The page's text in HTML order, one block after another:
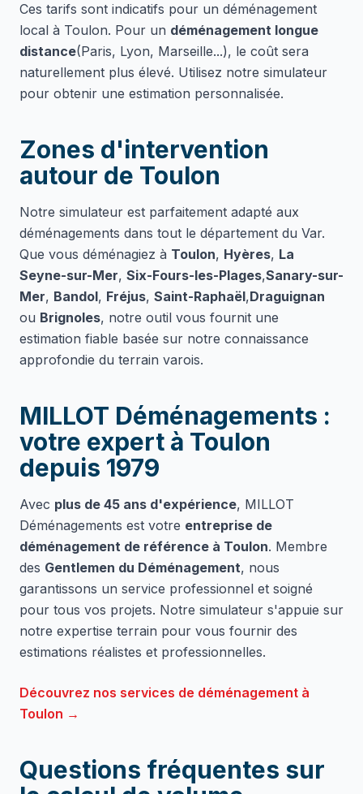
Ces tarifs sont indicatifs pour un déménagement
local à Toulon. Pour un déménagement longue
distance(Paris, Lyon, Marseille...), le coût sera
naturellement plus élevé. Utilisez notre simulateur
pour obtenir une estimation personnalisée.
Zones d'intervention
autour de Toulon
Notre simulateur est parfaitement adapté aux
déménagements dans tout le département du Var.
Que vous déménagiez à Toulon, Hyères, La
Seyne-sur-Mer, Six-Fours-les-Plages,Sanary-sur-
Mer, Bandol, Fréjus, Saint-Raphaël,Draguignan
ou Brignoles, notre outil vous fournit une
estimation fiable basée sur notre connaissance
approfondie du terrain varois.
MILLOT Déménagements :
votre expert à Toulon
depuis 1979
Avec plus de 45 ans d'expérience, MILLOT
Déménagements est votre entreprise de
déménagement de référence à Toulon. Membre
des Gentlemen du Déménagement, nous
garantissons un service professionnel et soigné
pour tous vos projets. Notre simulateur s'appuie sur
notre expertise terrain pour vous fournir des
estimations réalistes et professionnelles.
Découvrez nos services de déménagement à
Toulon →
Questions fréquentes sur